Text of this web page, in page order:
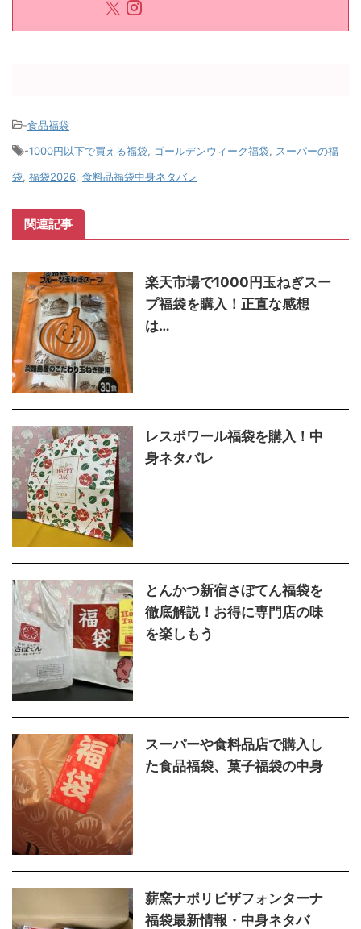
-食品福袋
-1000円以下で買える福袋 ゴールデンウィーク福袋
スーパーの福
袋 福袋2026 食料品福袋中身ネタバレ
関連記事
楽天市場で1000円玉ねぎスー
プ福袋を購入！正直な感想
は…
レスポワール福袋を購入！中
身ネタバレ
とんかつ新宿さぼてん福袋を
徹底解説！お得に専門店の味
を楽しもう
スーパーや食料品店で購入し
た食品福袋、菓子福袋の中身
薪窯ナポリピザフォンターナ
福袋最新情報・中身ネタバ